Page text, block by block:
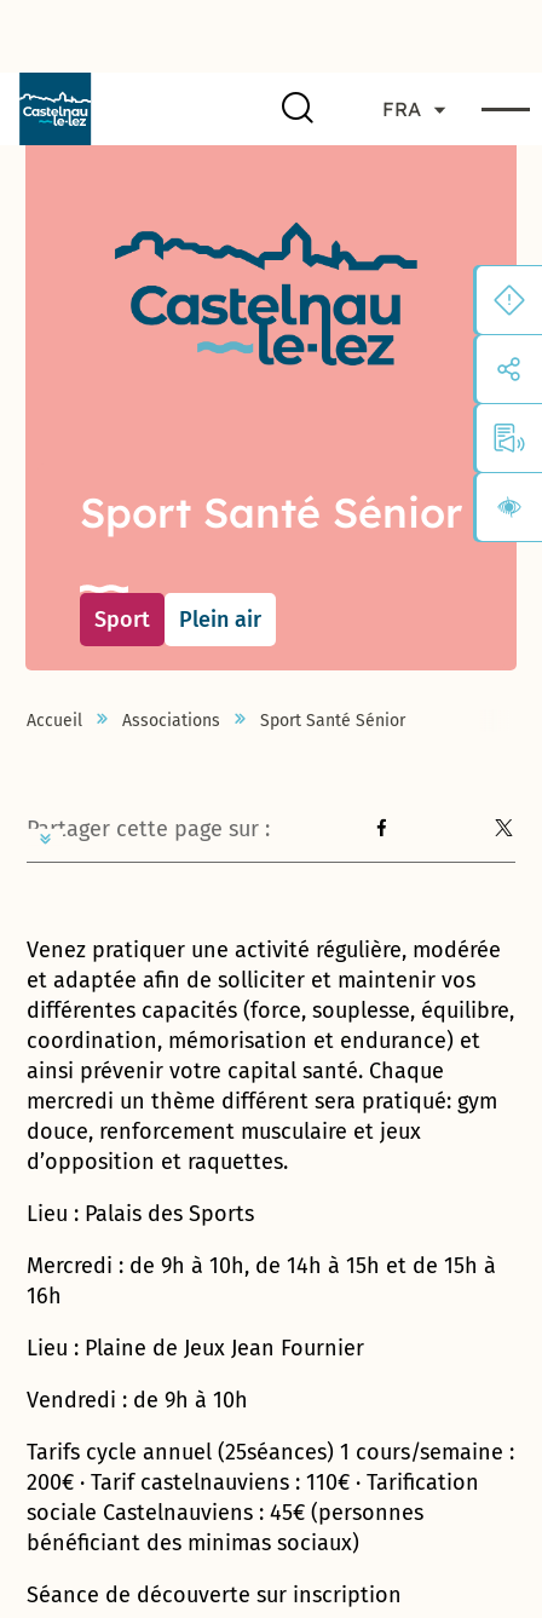
FRA
Sport Santé Sénior
Sport Plein air
Accueil Associations Sport Santé Sénior
Partager cette page sur :
Venez pratiquer une activité régulière, modérée
et adaptée afin de solliciter et maintenir vos
différentes capacités (force, souplesse, équilibre,
coordination, mémorisation et endurance) et
ainsi prévenir votre capital santé. Chaque
mercredi un thème différent sera pratiqué: gym
douce, renforcement musculaire et jeux
d’opposition et raquettes.
Lieu : Palais des Sports
Mercredi : de 9h à 10h, de 14h à 15h et de 15h à
16h
Lieu : Plaine de Jeux Jean Fournier
Vendredi : de 9h à 10h
Tarifs cycle annuel (25séances) 1 cours/semaine :
200€ · Tarif castelnauviens : 110€ · Tarification
sociale Castelnauviens : 45€ (personnes
bénéficiant des minimas sociaux)
Séance de découverte sur inscription